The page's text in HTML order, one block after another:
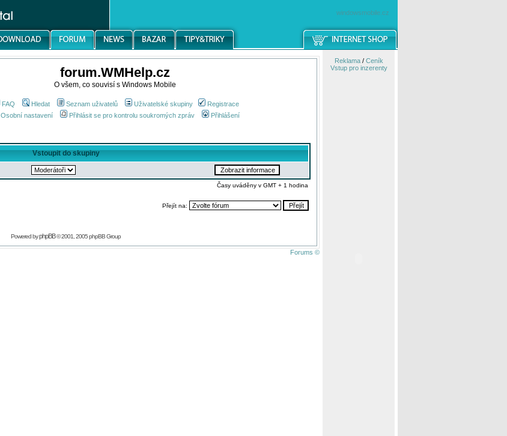
windowsmobile.cz
forum.WMHelp.cz
O všem, co souvisí s Windows Mobile
FAQ Hledat Seznam uživatelů Uživatelské skupiny
Registrace
Osobní nastavení
Přihlásit se pro kontrolu soukromých zpráv Přihlášení
Vstoupit do skupiny
Časy uváděny v GMT + 1 hodina
Přejít na:
Powered byphpBB© 2001, 2005 phpBB Group
Forums ©
Reklama/ Ceník
Vstup pro inzerenty